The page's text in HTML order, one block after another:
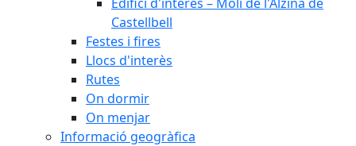
Castellbell
Festes i fires
Llocs d'interès
Rutes
On dormir
On menjar
Informació geogràfica